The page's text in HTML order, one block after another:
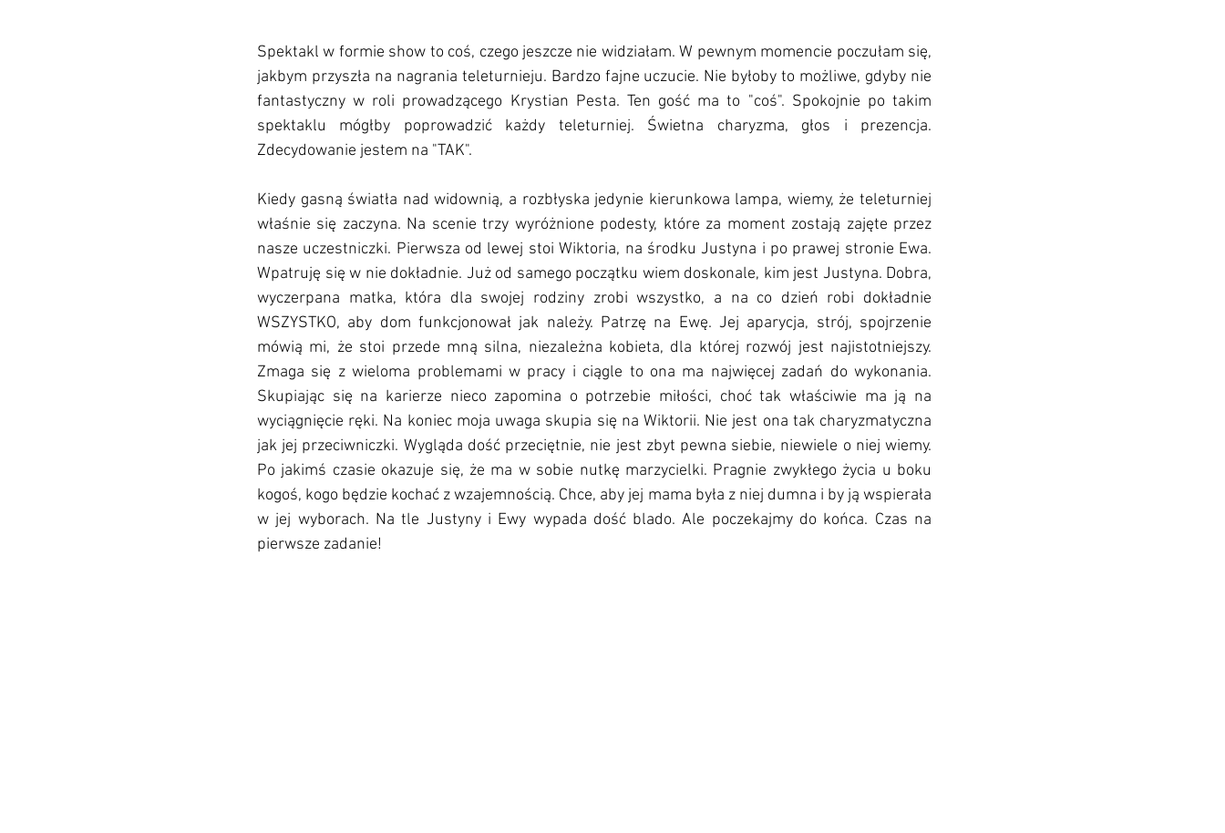
Spektakl w formie show to coś, czego jeszcze nie widziałam. W pewnym momencie poczułam się,
jakbym przyszła na nagrania teleturnieju. Bardzo fajne uczucie. Nie byłoby to możliwe, gdyby nie
fantastyczny w roli prowadzącego Krystian Pesta. Ten gość ma to "coś". Spokojnie po takim
spektaklu mógłby poprowadzić każdy teleturniej. Świetna charyzma, głos i prezencja.
Zdecydowanie jestem na "TAK".
Kiedy gasną światła nad widownią, a rozbłyska jedynie kierunkowa lampa, wiemy, że teleturniej
właśnie się zaczyna. Na scenie trzy wyróżnione podesty, które za moment zostają zajęte przez
nasze uczestniczki. Pierwsza od lewej stoi Wiktoria, na środku Justyna i po prawej stronie Ewa.
Wpatruję się w nie dokładnie. Już od samego początku wiem doskonale, kim jest Justyna. Dobra,
wyczerpana matka, która dla swojej rodziny zrobi wszystko, a na co dzień robi dokładnie
WSZYSTKO, aby dom funkcjonował jak należy. Patrzę na Ewę. Jej aparycja, strój, spojrzenie
mówią mi, że stoi przede mną silna, niezależna kobieta, dla której rozwój jest najistotniejszy.
Zmaga się z wieloma problemami w pracy i ciągle to ona ma najwięcej zadań do wykonania.
Skupiając się na karierze nieco zapomina o potrzebie miłości, choć tak właściwie ma ją na
wyciągnięcie ręki. Na koniec moja uwaga skupia się na Wiktorii. Nie jest ona tak charyzmatyczna
jak jej przeciwniczki. Wygląda dość przeciętnie, nie jest zbyt pewna siebie, niewiele o niej wiemy.
Po jakimś czasie okazuje się, że ma w sobie nutkę marzycielki. Pragnie zwykłego życia u boku
kogoś, kogo będzie kochać z wzajemnością. Chce, aby jej mama była z niej dumna i by ją wspierała
w jej wyborach. Na tle Justyny i Ewy wypada dość blado. Ale poczekajmy do końca. Czas na
pierwsze zadanie!